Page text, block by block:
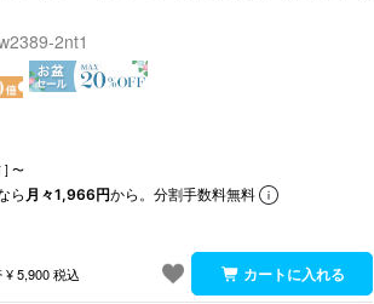
2nt1
] 〜
ら 月々1,966円から。分割手数料無料
¥ 5,900 税込